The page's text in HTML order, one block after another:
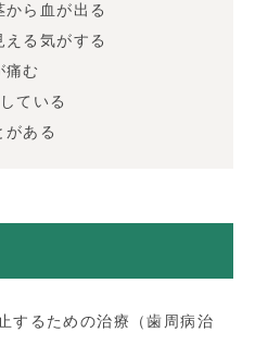
ら血が出る
る気がする
痛む
ている
がある
するための治療（歯周病治